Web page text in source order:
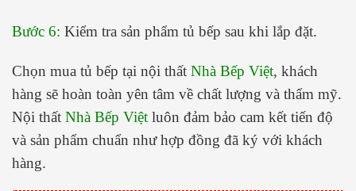
Bước 6: Kiểm tra sản phẩm tủ bếp sau khi lắp đặt.
Chọn mua tủ bếp tại nội thất Nhà Bếp Việt, khách
hàng sẽ hoàn toàn yên tâm về chất lượng và thẩm mỹ.
Nội thất Nhà Bếp Việt luôn đảm bảo cam kết tiến độ
và sản phẩm chuẩn như hợp đồng đã ký với khách
hàng.